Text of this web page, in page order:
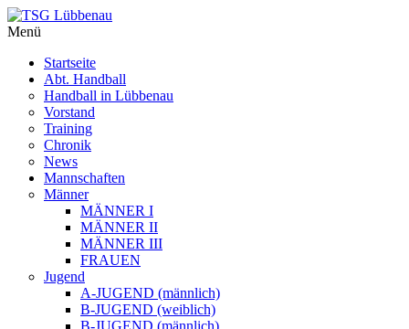
Menü
Startseite
Abt. Handball
Handball in Lübbenau
Vorstand
Training
Chronik
News
Mannschaften
Männer
MÄNNER I
MÄNNER II
MÄNNER III
FRAUEN
Jugend
A-JUGEND (männlich)
B-JUGEND (weiblich)
B-JUGEND (männlich)